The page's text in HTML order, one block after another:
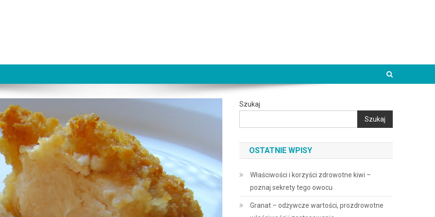
Szukaj
Szukaj
OSTATNIE WPISY
Właściwości i korzyści zdrowotne kiwi –
poznaj sekrety tego owocu
Granat – odżywcze wartości, prozdrowotne